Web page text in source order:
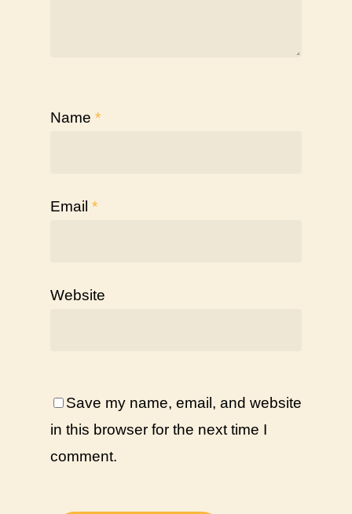
Name *
Email *
Website
Save my name, email, and website
in this browser for the next time I
comment.